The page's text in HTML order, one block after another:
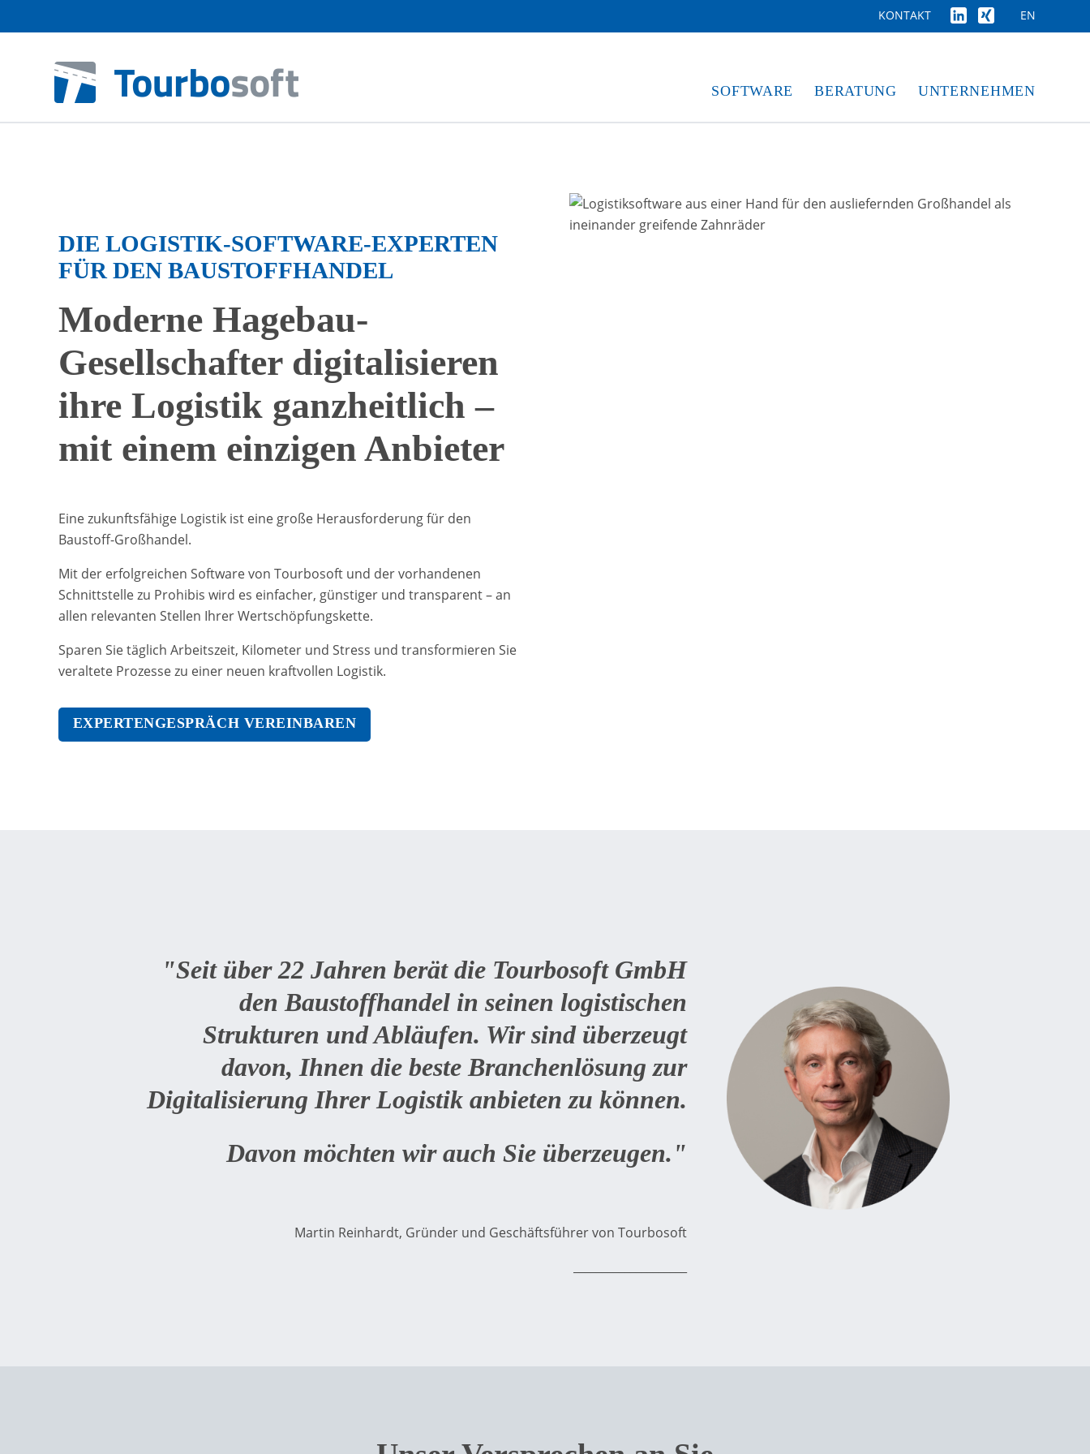
EN
KONTAKT
SOFTWARE BERATUNG UNTERNEHMEN
DIE LOGISTIK-SOFTWARE-EXPERTEN
FÜR DEN BAUSTOFFHANDEL
Moderne Hagebau-
Gesellschafter digitalisieren
ihre Logistik ganzheitlich –
mit einem einzigen Anbieter
Eine zukunftsfähige Logistik ist eine große Herausforderung für den
Baustoff-Großhandel.
Mit der erfolgreichen Software von Tourbosoft und der vorhandenen
Schnittstelle zu Prohibis wird es einfacher, günstiger und transparent – an
allen relevanten Stellen Ihrer Wertschöpfungskette.
Sparen Sie täglich Arbeitszeit, Kilometer und Stress und transformieren Sie
veraltete Prozesse zu einer neuen kraftvollen Logistik.
EXPERTENGESPRÄCH VEREINBAREN
"Seit über 22 Jahren berät die Tourbosoft GmbH
den Baustoffhandel in seinen logistischen
Strukturen und Abläufen. Wir sind überzeugt
davon, Ihnen die beste Branchenlösung zur
Digitalisierung Ihrer Logistik anbieten zu können.
Davon möchten wir auch Sie überzeugen."
Martin Reinhardt, Gründer und Geschäftsführer von Tourbosoft